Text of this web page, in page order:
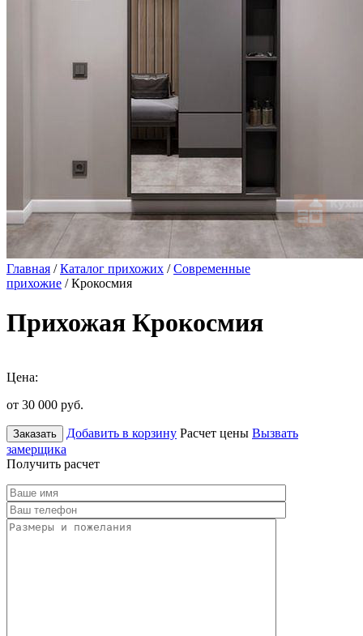
Главная /Каталог прихожих /Современные
прихожие / Крокосмия
Прихожая Крокосмия
Цена:
от 30 000 руб.
Заказать Добавить в корзину Расчет цены Вызвать
замерщика
Получить расчет